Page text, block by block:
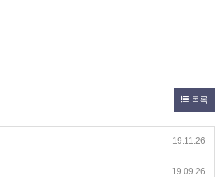
목록
19.11.26
19.09.26